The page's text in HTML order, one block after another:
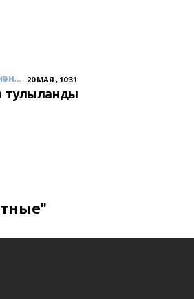
20 МАЯ , 10:31
тулыланды